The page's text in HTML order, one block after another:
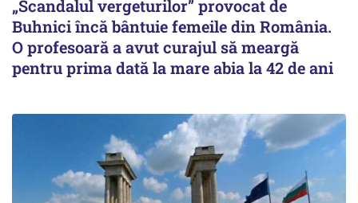
„Scandalul vergeturilor” provocat de
Buhnici încă bântuie femeile din România.
O profesoară a avut curajul să meargă
pentru prima dată la mare abia la 42 de ani